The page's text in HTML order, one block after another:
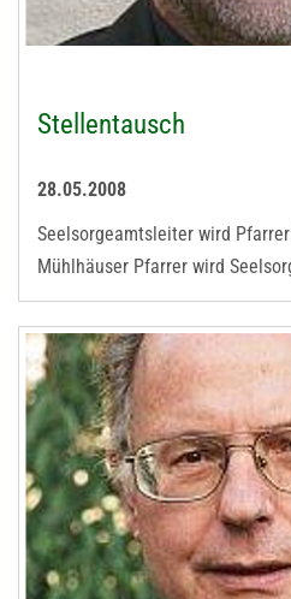
Stellentausch
28.05.2008
Seelsorgeamtsleiter wird
Mühlhäuser Pfarrer wird